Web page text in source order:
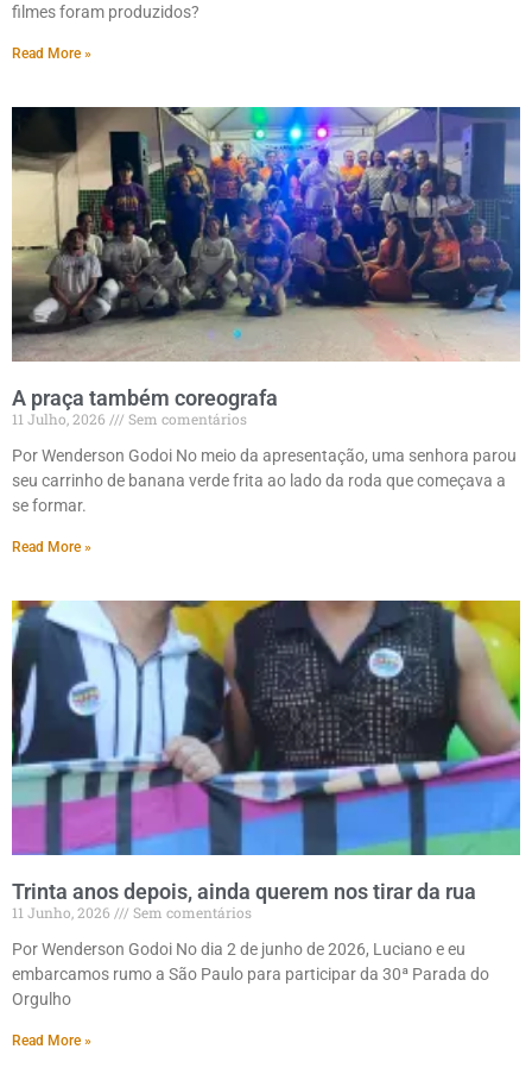
filmes foram produzidos?
Read More »
A praça também coreografa
11 Julho, 2026
Sem comentários
Por Wenderson Godoi No meio da apresentação, uma senhora parou
seu carrinho de banana verde frita ao lado da roda que começava a
se formar.
Read More »
Trinta anos depois, ainda querem nos tirar da rua
11 Junho, 2026
Sem comentários
Por Wenderson Godoi No dia 2 de junho de 2026, Luciano e eu
embarcamos rumo a São Paulo para participar da 30ª Parada do
Orgulho
Read More »